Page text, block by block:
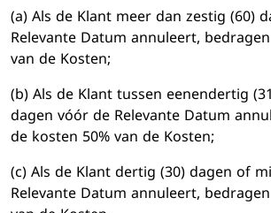
(a) Als de Klant meer dan zestig (60)
Relevante Datum annuleert,
van de Kosten;
(b) Als de Klant tussen eenendertig
dagen vóór de Relevante Datum
de kosten 50% van de Kosten;
(c) Als de Klant dertig (30) dagen of
Relevante Datum annuleert,